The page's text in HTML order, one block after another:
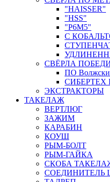
"HAISSER"
"HSS"
"Р6М5"
С
СВЁРЛА
ПО
СИБЕРТЕХ
ЭКСТРАКТОРЫ
ТАКЕЛАЖ
ВЕРТЛЮГ
ЗАЖИМ
КАРАБИН
КОУШ
РЫМ-БОЛТ
РЫМ-ГАЙКА
СКОБА
СОЕДИНИТЕЛЬ